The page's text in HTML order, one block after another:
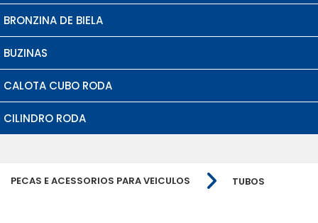
BRONZINA DE BIELA
BUZINAS
CALOTA CUBO RODA
CILINDRO RODA
PECAS E ACESSORIOS PARA VEICULOS TUBOS